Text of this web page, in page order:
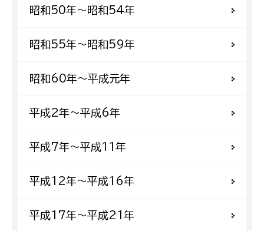
昭和50年〜昭和54年
昭和55年〜昭和59年
昭和60年〜平成元年
平成2年〜平成6年
平成7年〜平成11年
平成12年〜平成16年
平成17年〜平成21年